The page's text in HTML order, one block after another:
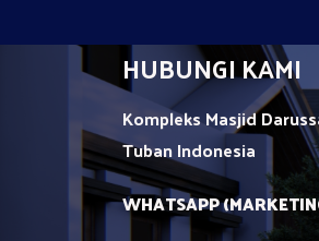
HUBUNGI KAMI
Kompleks Masjid
TubanIndonesia
WHATSAPP